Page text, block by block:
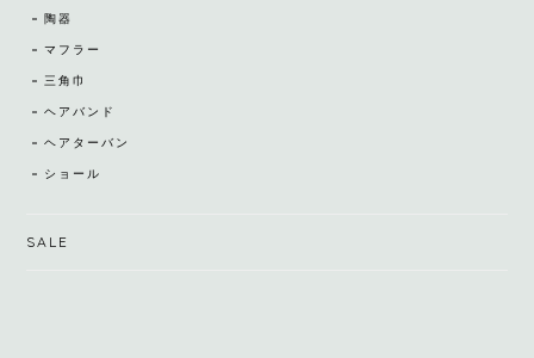
陶器
マフラー
三角巾
ヘアバンド
ヘアターバン
ショール
SALE